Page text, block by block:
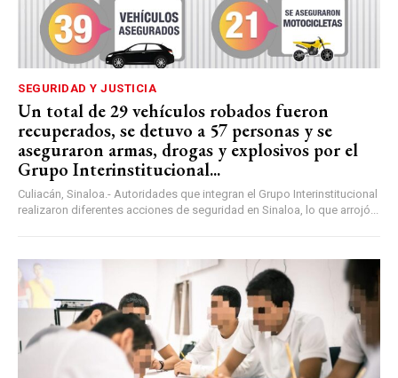
SEGURIDAD Y JUSTICIA
Un total de 29 vehículos robados fueron
recuperados, se detuvo a 57 personas y se
aseguraron armas, drogas y explosivos por el
Grupo Interinstitucional...
Culiacán, Sinaloa.- Autoridades que integran el Grupo Interinstitucional
realizaron diferentes acciones de seguridad en Sinaloa, lo que arrojó...